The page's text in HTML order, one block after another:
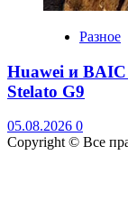
Разное
Huawei и BAIC
Stelato G9
05.08.2026 0
Copyright © Все